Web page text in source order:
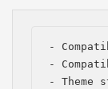
-
-
- Theme